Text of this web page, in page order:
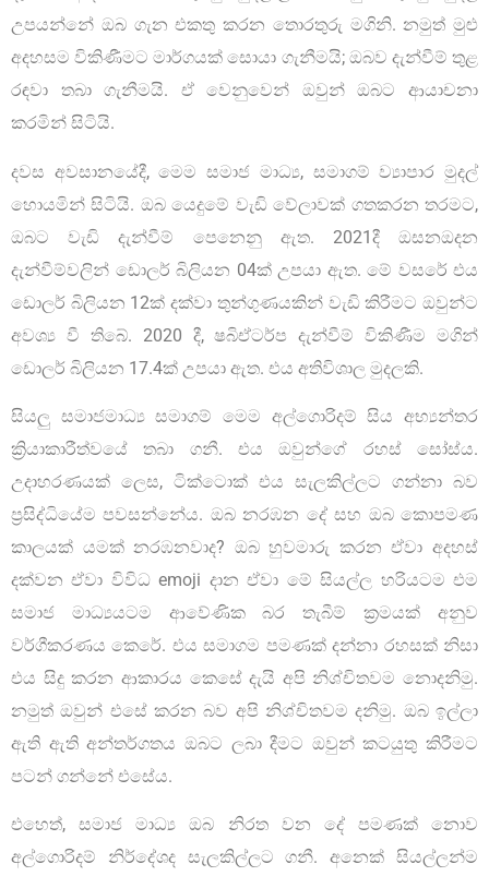
උපයන්නේ ඔබ ගැන එකතු කරන තොරතුරු මගිනි. නමුත් මුළු
අදහසම විකිණීමට මාර්ගයක් සොයා ගැනීමයි; ඔබව දැන්වීම් තුළ
රඳවා තබා ගැනීමයි. ඒ වෙනුවෙන් ඔවුන් ඔබට ආයාචනා
කරමින් සිටියි.
දවස අවසානයේදී, මෙම සමාජ මාධ්‍ය, සමාගම් ව්‍යාපාර මුදල්
හොයමින් සිටියි. ඔබ යෙදුමේ වැඩි වේලාවක් ගතකරන තරමට,
ඔබට වැඩි දැන්වීම් පෙනෙනු ඇත. 2021දී ඔසනඔදන
දැන්වීම්වලින් ඩොලර් බිලියන 04ක් උපයා ඇත. මේ වසරේ එය
ඩොලර් බිලියන 12ක් දක්වා තුන්ගුණයකින් වැඩි කිරීමට ඔවුන්ට
අවශ්‍ය වී තිබේ. 2020 දී, ෂබිඒටර්ප දැන්වීම් විකිණීම මගින්
ඩොලර් බිලියන 17.4ක් උපයා ඇත. එය අතිවිශාල මුදලකි.
සියලු සමාජමාධ්‍ය සමාගම් මෙම අල්ගොරිදම් සිය අභ්‍යන්තර
ක්‍රියාකාරීත්වයේ තබා ගනී. එය ඔවුන්ගේ රහස් සෝස්ය.
උදාහරණයක් ලෙස, ටික්ටොක් එය සැලකිල්ලට ගන්නා බව
ප්‍රසිද්ධියේම පවසන්නේය. ඔබ නරඹන දේ සහ ඔබ කොපමණ
කාලයක් යමක් නරඹනවාද? ඔබ හුවමාරු කරන ඒවා අදහස්
දක්වන ඒවා විවිධ emoji දාන ඒවා මේ සියල්ල හරියටම එම
සමාජ මාධ්‍යයටම ආවේණික බර තැබීම් ක්‍රමයක් අනුව
වර්ගීකරණය කෙරේ. එය සමාගම පමණක් දන්නා රහසක් නිසා
එය සිදු කරන ආකාරය කෙසේ දැයි අපි නිශ්චිතවම නොදනිමු.
නමුත් ඔවුන් එසේ කරන බව අපි නිශ්චිතවම දනිමු. ඔබ ඉල්ලා
ඇති ඇති අන්තර්ගතය ඔබට ලබා දීමට ඔවුන් කටයුතු කිරීමට
පටන් ගන්නේ එසේය.
එහෙත්, සමාජ මාධ්‍ය ඔබ නිරත වන දේ පමණක් නොව
අල්ගොරිදම් නිර්දේශද සැලකිල්ලට ගනී. අනෙක් සියල්ලන්ම